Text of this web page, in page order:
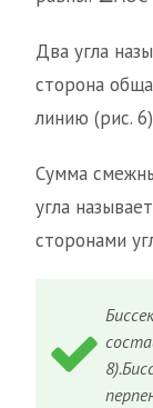
Два угла
сторона
линию (рис.
Сумма
угла
сторонами